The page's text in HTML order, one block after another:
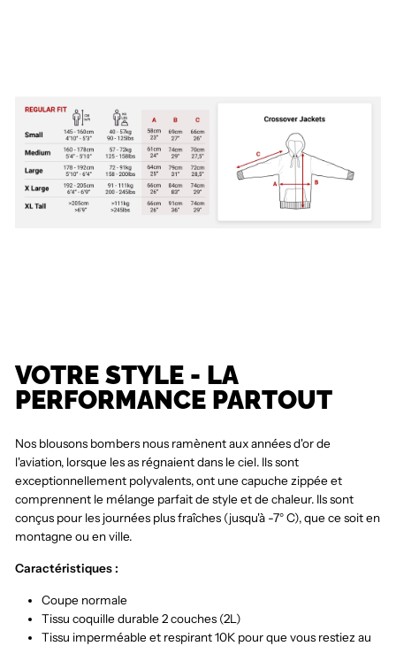
VOTRE STYLE - LA
PERFORMANCE PARTOUT
Nos blousons bombers nous ramènent aux années d'or de
l'aviation, lorsque les as régnaient dans le ciel. Ils sont
exceptionnellement polyvalents, ont une capuche zippée et
comprennent le mélange parfait de style et de chaleur. Ils sont
conçus pour les journées plus fraîches (jusqu'à -7° C), que ce soit en
montagne ou en ville.
Caractéristiques :
Coupe normale
Tissu coquille durable 2 couches (2L)
Tissu imperméable et respirant 10K pour que vous restiez au